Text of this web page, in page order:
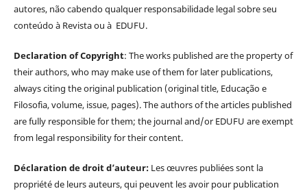
autores, não cabendo qualquer responsabilidade legal sobre seu
conteúdo à Revista ou à EDUFU.
Declaration of Copyright: The works published are the property of
their authors, who may make use of them for later publications,
always citing the original publication (original title, Educação e
Filosofia, volume, issue, pages). The authors of the articles published
are fully responsible for them; the journal and/or EDUFU are exempt
from legal responsibility for their content.
Déclaration de droit d’auteur: Les œuvres publiées sont la
propriété de leurs auteurs, qui peuvent les avoir pour publication